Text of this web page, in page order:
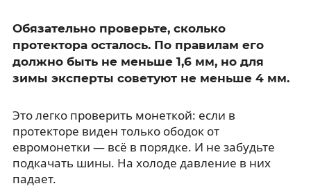
Обязательно проверьте, сколько
протектора осталось. По правилам его
должно быть не меньше 1,6 мм, но для
зимы эксперты советуют не меньше 4 мм.
Это легко проверить монеткой: если в
протекторе виден только ободок от
евромонетки — всё в порядке. И не забудьте
подкачать шины. На холоде давление в них
падает.